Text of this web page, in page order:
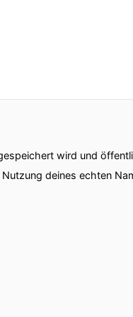
in der Community.
wird und
deines echten